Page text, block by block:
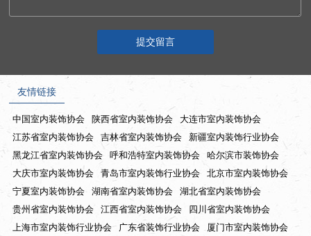
友情链接
中国室内装饰协会 陕西省室内装饰协会
大连市室内装饰协会
江苏省室内装饰协会
吉林省室内装饰协会
新疆室内装饰行业协会
黑龙江省室内装饰协会
呼和浩特室内装饰协会
哈尔滨市装饰协会
大庆市室内装饰协会
青岛市室内装饰行业协会
北京市室内装饰协会
宁夏室内装饰协会
湖南省室内装饰协会
湖北省室内装饰协会
贵州省室内装饰协会
江西省室内装饰协会
四川省室内装饰协会
上海市室内装饰行业协会
广东省装饰行业协会 厦门市室内装饰协会